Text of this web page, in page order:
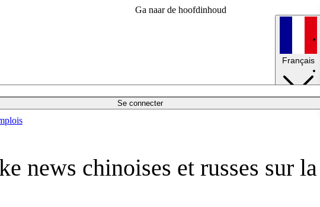
Ga naar de hoofdinhoud
Se connecter
Français
news chinoises et russes sur